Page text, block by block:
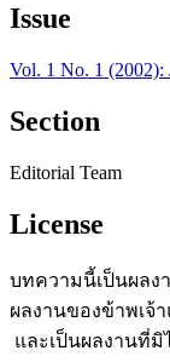
Issue
Vol. 1 No. 1 (2002):
Section
Editorial Team
License
บทความนี้เป็นผลง
ผลงานของข้าพเจ้
และเป็นผลงานที่